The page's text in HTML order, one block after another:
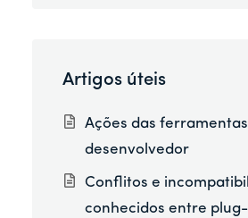
Artigos úteis
Ações das
desenvolvedor
Conflitos e
conhecidos entre